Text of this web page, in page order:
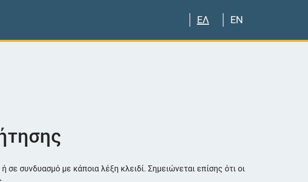
ΕΛ EN
συνδυασμό με κάποια λέξη κλειδί. Σημειώνεται επίσης ότι οι